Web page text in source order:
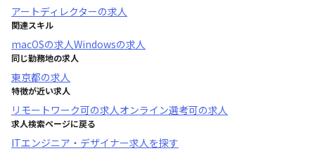
アートディレクターの求人
関連スキル
macOSの求人Windowsの求人
同じ勤務地の求人
東京都の求人
特徴が近い求人
リモートワーク可の求人オンライン選考可の求人
求人検索ページに戻る
ITエンジニア・デザイナー求人を探す